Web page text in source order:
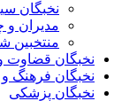
نخبگان
مدیران
منتخبین
نخبگان قضاوت
نخبگان فرهنگ و
نخبگان پزشکی